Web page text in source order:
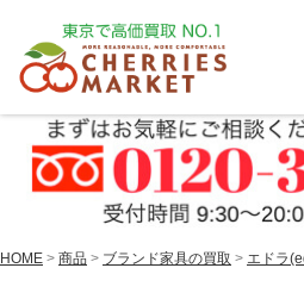
HOME > 商品 > ブランド家具の買取 > エドラ